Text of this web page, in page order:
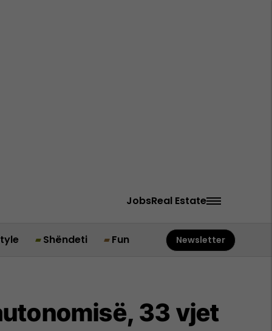
JobsReal Estate
Shëndeti Fun Newsletter
33 vjet